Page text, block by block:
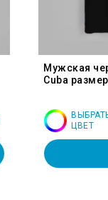
Мужская
Cuba
ЦВЕТ